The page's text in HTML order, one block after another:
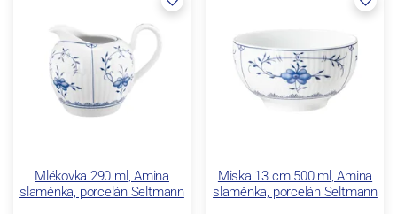
Mlékovka 290 ml, Amina
slaměnka, porcelán Seltmann
Miska 13 cm 500 ml, Amina
slaměnka, porcelán Seltmann